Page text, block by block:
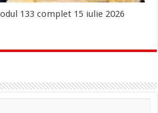
133 complet 15 iulie 2026